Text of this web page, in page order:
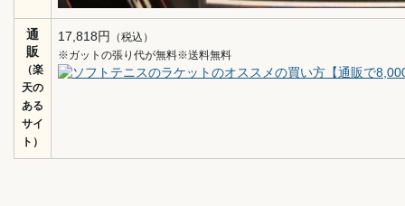
通
販
（楽
天の
ある
サイ
ト）
17,818円
（税込）
※ガットの張り代が無料※送料無料